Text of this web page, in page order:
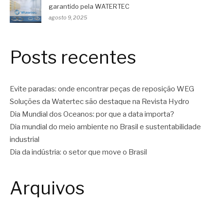
garantido pela WATERTEC
agosto 9, 2025
Posts recentes
Evite paradas: onde encontrar peças de reposição WEG
Soluções da Watertec são destaque na Revista Hydro
Dia Mundial dos Oceanos: por que a data importa?
Dia mundial do meio ambiente no Brasil e sustentabilidade
industrial
Dia da indústria: o setor que move o Brasil
Arquivos